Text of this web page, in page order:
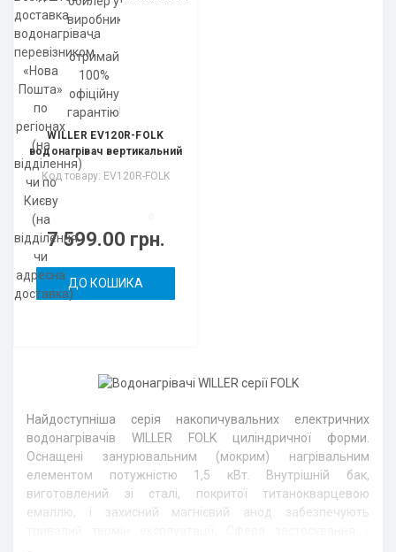
WILLER EV120R-FOLK
водонагрівач вертикальний
Код товару: EV120R-FOLK
7 599.00 грн.
ДО КОШИКА
Найдоступніша серія накопичувальних електричних
водонагрівачів WILLER FOLK циліндричної форми.
Оснащені занурювальним (мокрим) нагрівальним
елементом потужністю 1,5 кВт. Внутрішній бак,
виготовлений зі сталі, покритої титанокварцевою
емаллю, і захисний магнієвий анод забезпечують